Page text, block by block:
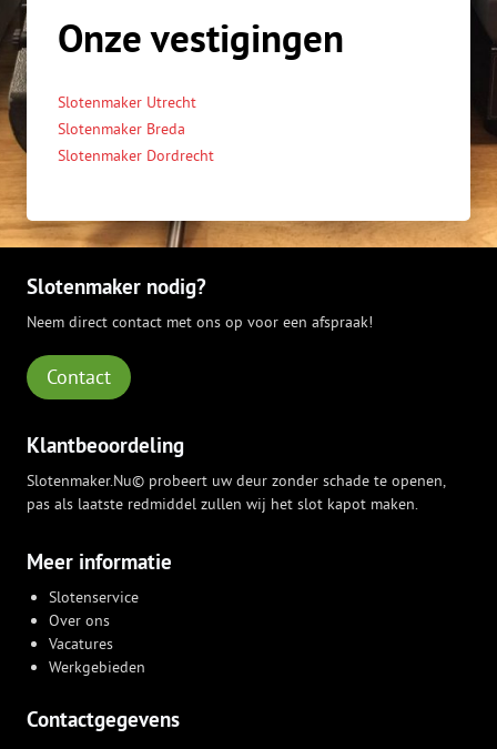
Onze vestigingen
Slotenmaker Utrecht
Slotenmaker Breda
Slotenmaker Dordrecht
Slotenmaker nodig?
Neem direct contact met ons op voor een afspraak!
Contact
Klantbeoordeling
Slotenmaker.Nu© probeert uw deur zonder schade te openen,
pas als laatste redmiddel zullen wij het slot kapot maken.
Meer informatie
Slotenservice
Over ons
Vacatures
Werkgebieden
Contactgegevens